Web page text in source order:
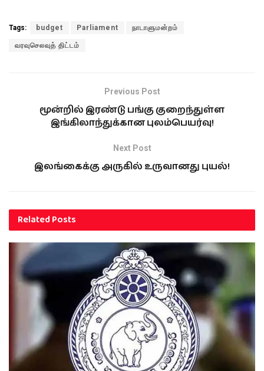
Tags: budget Parliament நாடாளுமன்றம்
வரவுசெலவுத் திட்டம்
Previous Post
மூன்றில் இரண்டு பங்கு குறைந்துள்ள
இங்கிலாந்துக்கான புலம்பெயர்வு!
Next Post
இலங்கைக்கு அருகில் உருவானது புயல்!
RelatedPosts